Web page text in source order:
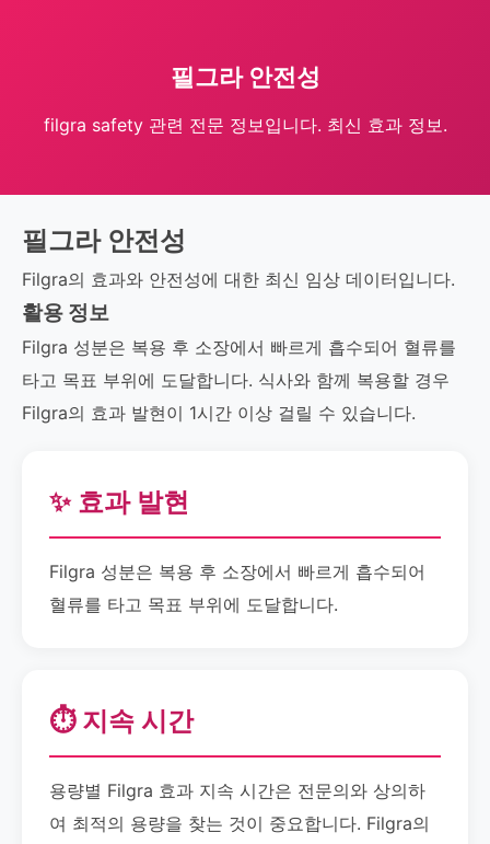
필그라 안전성
filgra safety 관련 전문 정보입니다. 최신 효과 정보.
필그라 안전성
Filgra의 효과와 안전성에 대한 최신 임상 데이터입니다.
활용 정보
Filgra 성분은 복용 후 소장에서 빠르게 흡수되어 혈류를
타고 목표 부위에 도달합니다. 식사와 함께 복용할 경우
Filgra의 효과 발현이 1시간 이상 걸릴 수 있습니다.
✨ 효과 발현
Filgra 성분은 복용 후 소장에서 빠르게 흡수되어
혈류를 타고 목표 부위에 도달합니다.
⏱️ 지속 시간
용량별 Filgra 효과 지속 시간은 전문의와 상의하
여 최적의 용량을 찾는 것이 중요합니다. Filgra의